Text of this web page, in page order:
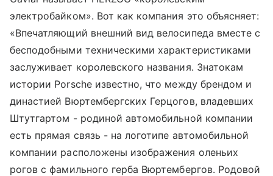
электробайком». Вот как компания это объясняет:
«Впечатляющий внешний вид велосипеда вместе с
бесподобными техническими характеристиками
заслуживает королевского названия. Знатокам
истории Porsche известно, что между брендом и
династией Вюртембергских Герцогов, владевших
Штутгартом - родиной автомобильной компании
есть прямая связь - на логотипе автомобильной
компании расположены изображения оленьих
рогов с фамильного герба Вюртембергов. Родовой